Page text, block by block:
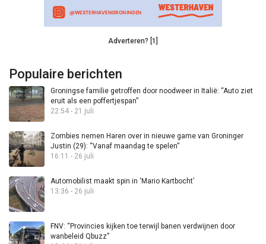
Adverteren? [1]
Populaire berichten
Groningse familie getroffen door noodweer in Italië: “Auto ziet
eruit als een poffertjespan”
22:54 - 21 juli
Zombies nemen Haren over in nieuwe game van Groninger
Justin (29): “Vanaf maandag te spelen”
16:11 - 26 juli
Automobilist maakt spin in ‘Mario Kartbocht’
13:36 - 26 juli
FNV: “Provincies kijken toe terwijl banen verdwijnen door
wanbeleid Qbuzz”